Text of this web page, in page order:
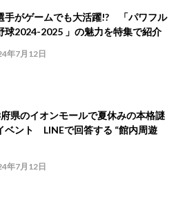
手がゲームでも大活躍!? 「パワフル
球2024-2025 」の魅力を特集で紹介
年7月12日
県のイオンモールで夏休みの本格謎
ベント LINEで回答する “館内周遊
年7月12日